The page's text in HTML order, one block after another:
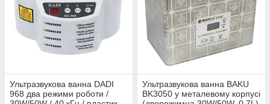
Ультразвукова ванна DADI
968 два режими роботи /
Ультразвукова ванна BAKU
BK3050 у металевому корпусі